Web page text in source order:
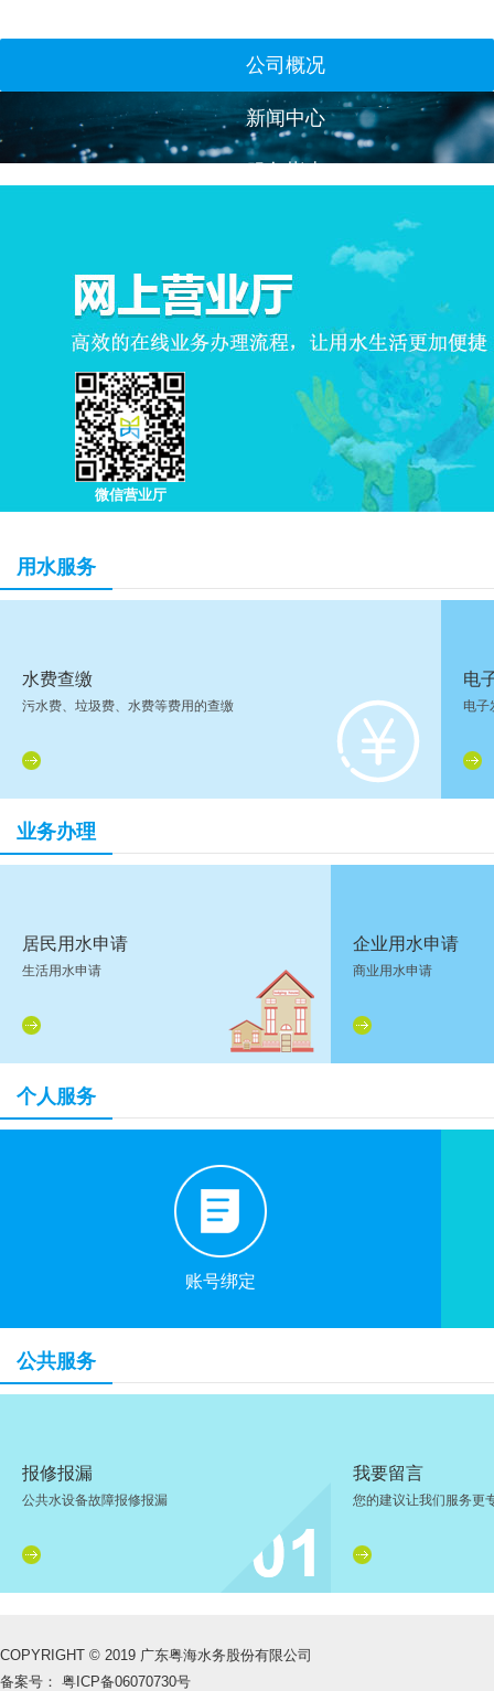
公司概况
新闻中心
联系我们
微信营业厅
用水服务
水费查缴
污水费、垃圾费、水费等费用的查缴
电
电子
业务办理
居民用水申请
生活用水申请
企业用水申请
商业用水申请
个人服务
账号绑定
公共服务
报修报漏
公共水设备故障报修报漏
我要留言
您的建议让我们服务更
COPYRIGHT © 2019 广东粤海水务股份有限公司
备案号： 粤ICP备06070730号